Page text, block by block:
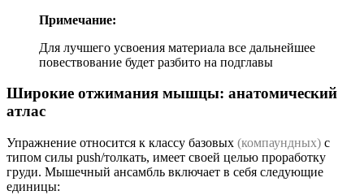
Примечание:
Для лучшего усвоения материала все дальнейшее
повествование будет разбито на подглавы
Широкие отжимания мышцы: анатомический
атлас
Упражнение относится к классу базовых (компаундных) с
типом силы push/толкать, имеет своей целью проработку
груди. Мышечный ансамбль включает в себя следующие
единицы: